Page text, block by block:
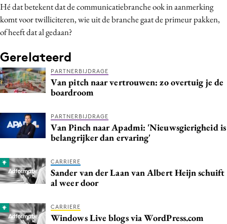
Design
Digital transformation
Effectiviteit
Gedragsverandering
Influencer marketing
Martech
Media
PR
Programmatic
Reputatie & crisis
Hé dat betekent dat de communicatiebranche ook in aanmerking
komt voor twilliciteren, wie uit de branche gaat de primeur pakken,
of heeft dat al gedaan?
Gerelateerd
PARTNERBIJDRAGE
Van pitch naar vertrouwen: zo overtuig je de
boardroom
PARTNERBIJDRAGE
Van Pinch naar Apadmi: 'Nieuwsgierigheid is
belangrijker dan ervaring'
CARRIERE
Sander van der Laan van Albert Heijn schuift
al weer door
CARRIERE
Windows Live blogs via WordPress.com